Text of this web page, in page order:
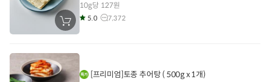
장
바
에
기
10g당 127원
5.0 7,372
[프리미엄]토종 추어탕 ( 500g x 1개)